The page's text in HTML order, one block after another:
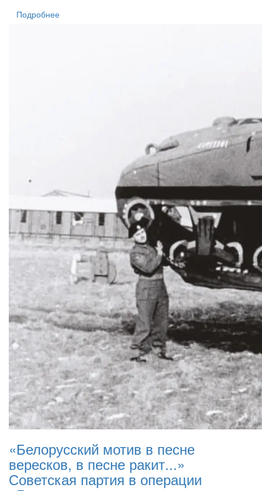
Подробнее
«Белорусский мотив в песне
вересков, в песне ракит...»
Советская партия в операции